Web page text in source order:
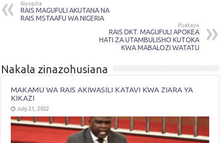
Iliyopita
RAIS MAGUFULI AKUTANA NA
RAIS MSTAAFU WA NIGERIA
Ifuatayo
RAIS DKT. MAGUFULI APOKEA
HATI ZA UTAMBULISHO KUTOKA
KWA MABALOZI WATATU
Nakala zinazohusiana
MAKAMU WA RAIS AKIWASILI KATAVI KWA ZIARA YA
KIKAZI
July 21, 2022